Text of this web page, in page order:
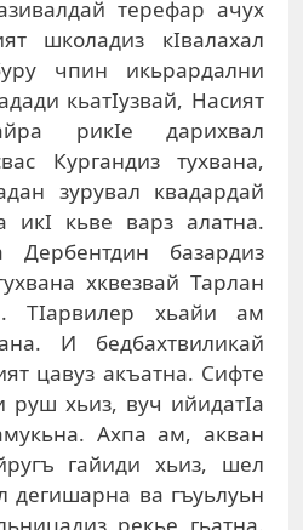
терефар ачух
школадиз кIвалахал
чпин икьрардални
кьатIузвай, Насият
рикIе дарихвал
Кургандиз тухвана,
зурувал квадардай
икI кьве варз алатна.
Дербентдин базардиз
хквезвай Тарлан
ТIарвилер хьайи ам
И бедбахтвиликай
цавуз акъатна. Сифте
руш хьиз, вуч ийидатIа
Ахпа ам, акван
гайиди хьиз, шел
дегишарна ва гъуьлуьн